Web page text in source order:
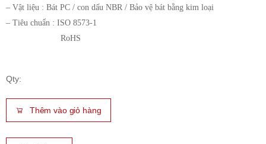
– Vật liệu : Bát PC / con dấu NBR / Bảo vệ bát bằng kim loại
– Tiêu chuẩn : ISO 8573-1
RoHS
Qty:
Thêm vào giỏ hàng